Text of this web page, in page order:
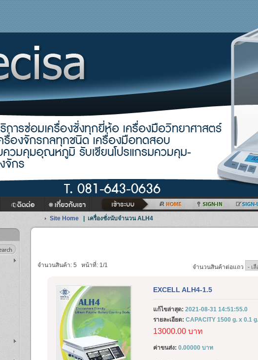
Site Home| เครื่องชั่งนับจำนวน ALH4
จำนวนสินค้า: 5 หน้าที่: 1/1 จำนวนสินค้าต่อแถว
EXCELL ALH4-1.5
แก้ไขล่าสุด: 2021-08-31 14:51:55.0
รายละเอียด: CAPACITY 1500 g. x 0.1 g.
13000.00 บาท
ค่าขนส่ง: 0.00000 บาท